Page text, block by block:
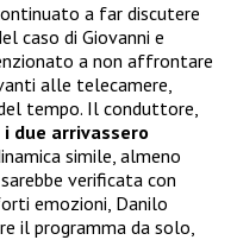
a far discutere
caso di Giovanni e
a non affrontare
alle telecamere,
tempo. Il conduttore,
due arrivassero
simile, almeno
verificata con
emozioni, Danilo
il programma da solo,